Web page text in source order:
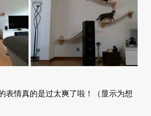
表情真的是过太爽了啦！（显示为想